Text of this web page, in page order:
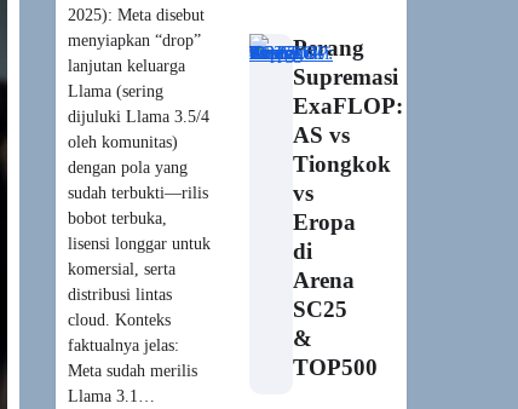
2025): Meta disebut
menyiapkan “drop”
lanjutan keluarga
Llama (sering
dijuluki Llama 3.5/4
oleh komunitas)
dengan pola yang
sudah terbukti—rilis
bobot terbuka,
lisensi longgar untuk
komersial, serta
distribusi lintas
cloud. Konteks
faktualnya jelas:
Meta sudah merilis
Llama 3.1…
Perang
Supremasi
ExaFLOP:
AS vs
Tiongkok
vs
Eropa
di
Arena
SC25
&
TOP500